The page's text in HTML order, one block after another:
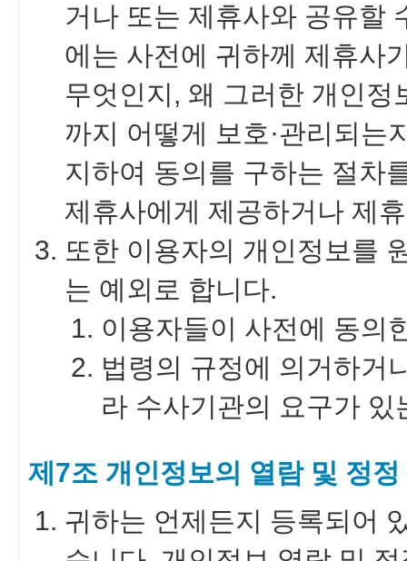
거나 또는 제휴사와 공유할
에는 사전에 귀하께 제휴사
무엇인지, 왜 그러한 개인
까지 어떻게 보호·관리되는
지하여 동의를 구하는 절차
제휴사에게 제공하거나 제
또한 이용자의 개인정보를
는 예외로 합니다.
이용자들이 사전에 동의
법령의 규정에 의거하거
라 수사기관의 요구가 있
제7조 개인정보의 열람 및 정정
귀하는 언제든지 등록되어